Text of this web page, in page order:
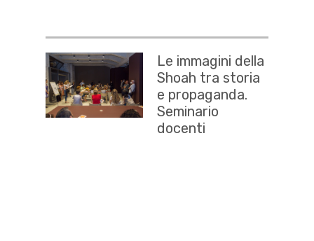
Le immagini della
Shoah tra storia
e propaganda.
Seminario
docenti